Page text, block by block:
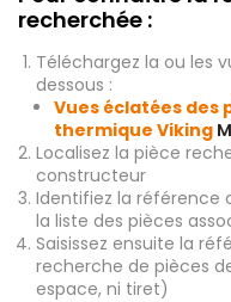
recherchée :
Téléchargez la ou les
dessous :
Vues éclatées des
thermique Viking
Localisez la pièce
constructeur
Identifiez la référence
la liste des pièces
Saisissez ensuite la
recherche de pièces
espace, ni tiret)